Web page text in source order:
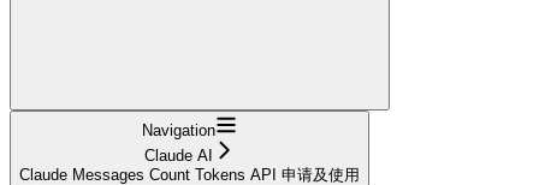
Navigation
Claude AI
Claude Messages Count Tokens API 申请及使用